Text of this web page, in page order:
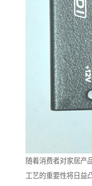
随着消费者对家居产
工艺的重要性将日益